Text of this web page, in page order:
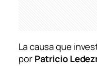
La causa que
porPatricio